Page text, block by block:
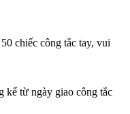
chiếc công tắc tay, vui
kể từ ngày giao công tắc